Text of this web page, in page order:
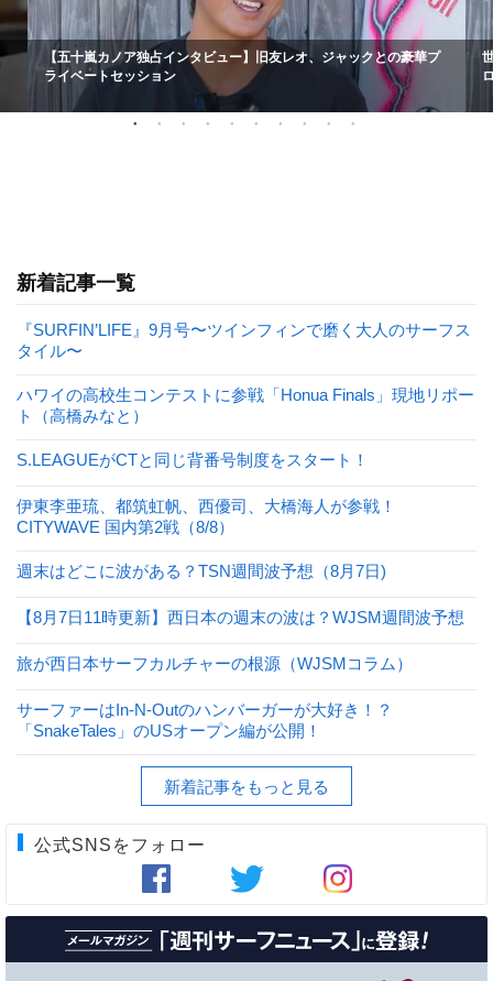
【五十嵐カノア独占インタビュー】旧友レオ、ジャックとの豪華プ
ライベートセッション
新着記事一覧
『SURFIN’LIFE』9月号〜ツインフィンで磨く大人のサーフス
タイル〜
ハワイの高校生コンテストに参戦「Honua Finals」現地リポー
ト（高橋みなと）
S.LEAGUEがCTと同じ背番号制度をスタート！
伊東李亜琉、都筑虹帆、西優司、大橋海人が参戦！
CITYWAVE 国内第2戦（8/8）
週末はどこに波がある？TSN週間波予想（8月7日)
【8月7日11時更新】西日本の週末の波は？WJSM週間波予想
旅が西日本サーフカルチャーの根源（WJSMコラム）
サーファーはIn-N-Outのハンバーガーが大好き！？
「SnakeTales」のUSオープン編が公開！
新着記事をもっと見る
公式SNSをフォロー